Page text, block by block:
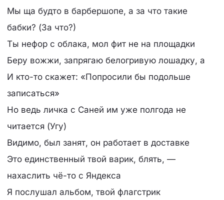
Мы ща будто в барбершопе, а за что такие
бабки? (За что?)
Ты нефор с облака, мол фит не на площадки
Беру вожжи, запрягаю белогривую лошадку, а
И кто-то скажет: «Попросили бы подольше
записаться»
Но ведь личка с Саней им уже полгода не
читается (Угу)
Видимо, был занят, он работает в доставке
Это единственный твой варик, блять, —
нахаслить чё-то с Яндекса
Я послушал альбом, твой флагстрик